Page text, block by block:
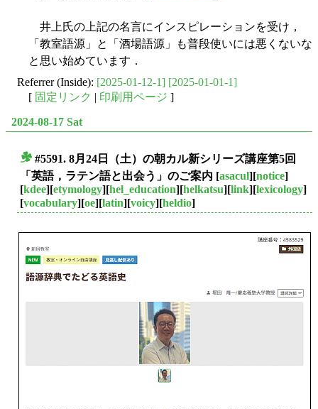
井上氏の上記の名言にインスピレーションを受け，
「教室語源」と「酒場語源」も普段使いには悪くないな
と思い始めています．
Referrer (Inside): [2025-01-12-1] [2025-01-01-1]
[ 固定リンク | 印刷用ページ ]
2024-08-17 Sat
#5591. 8月24日（土）の朝カル新シリーズ講座第5回
「英語，ラテン語と出会う」のご案内 [asacul][notice]
[kdee][etymology][hel_education][helkatsu][link][lexicology]
[vocabulary][oe][latin][voicy][heldio]